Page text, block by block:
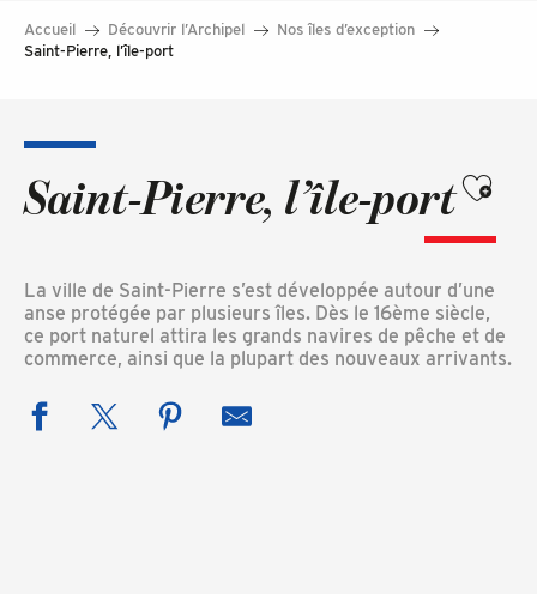
Accueil Découvrir l’Archipel
Nos îles d’exception
Saint-Pierre, l’île-port
Saint-Pierre, l’île-port
Ajouter
La ville de Saint-Pierre s’est développée autour d’une
anse protégée par plusieurs îles. Dès le 16ème siècle,
ce port naturel attira les grands navires de pêche et de
commerce, ainsi que la plupart des nouveaux arrivants.